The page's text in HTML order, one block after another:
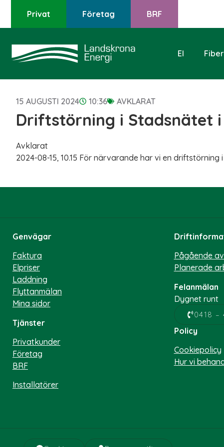
Privat Företag BRF
El Fiber
15 AUGUSTI 2024 10:36 AVKLARAT
Driftstörning i Stadsnätet i
Avklarat
2024-08-15, 10.15 För närvarande har vi en
Genvägar
Faktura
Elpriser
Laddning
Flyttanmälan
Mina sidor
Tjänster
Privatkunder
Företag
BRF
Installatörer
Pågående
Planerade
Felanmälan
Dygnet runt
0418 –
Policy
Cookiepolicy
Hur vi